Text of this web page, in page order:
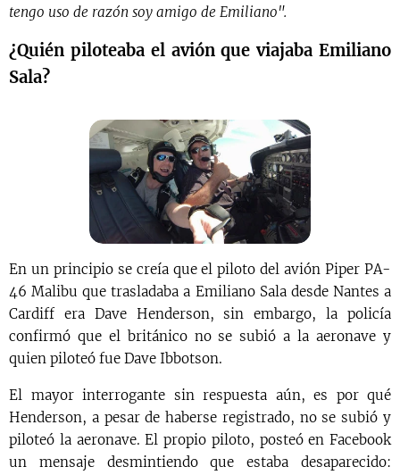
tengo uso de razón soy amigo de Emiliano".
¿Quién piloteaba el avión que viajaba Emiliano
Sala?
En un principio se creía que el piloto del avión Piper PA-
46 Malibu que trasladaba a Emiliano Sala desde Nantes a
Cardiff era Dave Henderson, sin embargo, la policía
confirmó que el británico no se subió a la aeronave y
quien piloteó fue Dave Ibbotson.
El mayor interrogante sin respuesta aún, es por qué
Henderson, a pesar de haberse registrado, no se subió y
piloteó la aeronave. El propio piloto, posteó en Facebook
un mensaje desmintiendo que estaba desaparecido: